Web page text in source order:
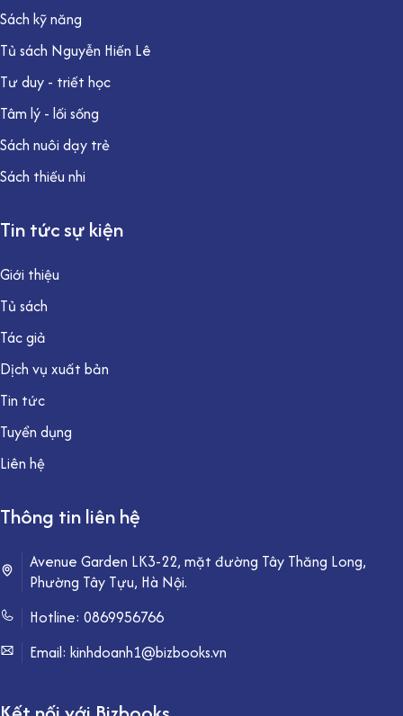
Sách kỹ năng
Tủ sách Nguyễn Hiến Lê
Tư duy - triết học
Tâm lý - lối sống
Sách nuôi dạy trẻ
Sách thiếu nhi
Tin tức sự kiện
Giới thiệu
Tủ sách
Tác giả
Dịch vụ xuất bản
Tin tức
Tuyển dụng
Liên hệ
Thông tin liên hệ
Avenue Garden LK3-22, mặt đường Tây Thăng Long,
Phường Tây Tựu, Hà Nội.
Hotline: 0869956766
Email: kinhdoanh1@bizbooks.vn